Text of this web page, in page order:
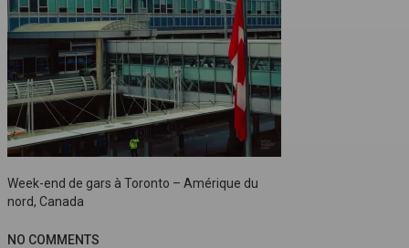
Week-end de gars à Toronto – Amérique du
nord, Canada
NO COMMENTS